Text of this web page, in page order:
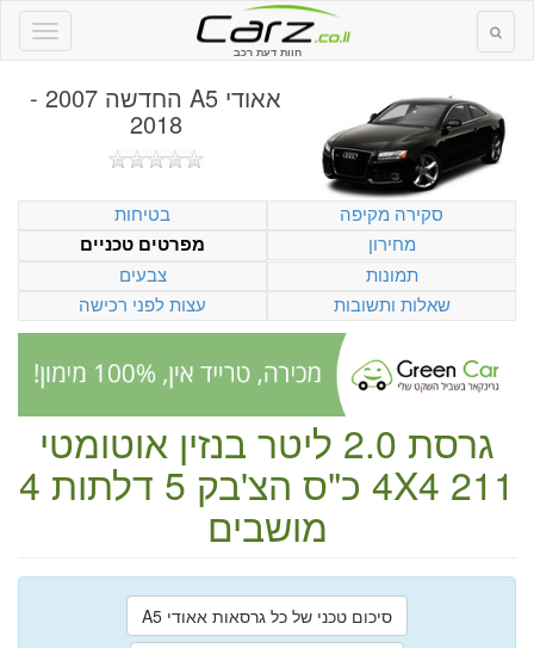
חוות דעת רכב
אאודי A5 החדשה 2007 -
2018
סקירה מקיפה
בטיחות
מחירון
מפרטים טכניים
תמונות
צבעים
שאלות ותשובות
עצות לפני רכישה
גרסת 2.0 ליטר בנזין אוטומטי
4X4 211 כ"ס הצ'בק 4
מושבים
סיכום טכני של כל גרסאות אאודי A5